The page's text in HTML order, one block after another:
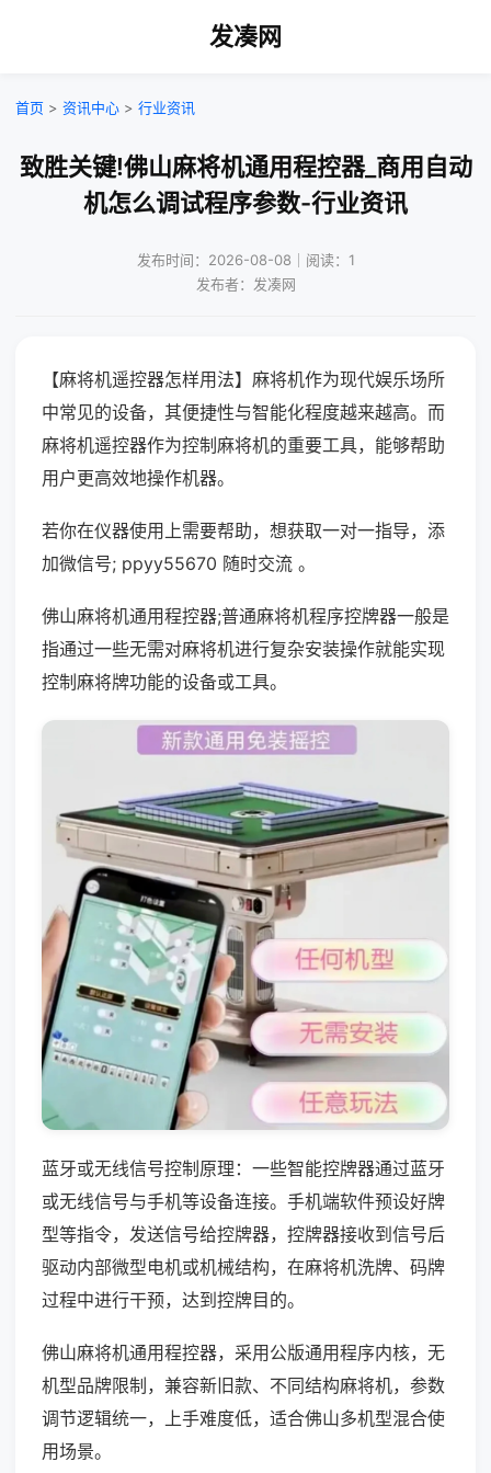
发凑网
首页 > 资讯中心 > 行业资讯
致胜关键!佛山麻将机通用程控器_商用自动
机怎么调试程序参数-行业资讯
发布时间：2026-08-08｜阅读：1
发布者：发凑网
【麻将机遥控器怎样用法】麻将机作为现代娱乐场所
中常见的设备，其便捷性与智能化程度越来越高。而
麻将机遥控器作为控制麻将机的重要工具，能够帮助
用户更高效地操作机器。
若你在仪器使用上需要帮助，想获取一对一指导，添
加微信号; ppyy55670 随时交流 。
佛山麻将机通用程控器;普通麻将机程序控牌器一般是
指通过一些无需对麻将机进行复杂安装操作就能实现
控制麻将牌功能的设备或工具。
蓝牙或无线信号控制原理：一些智能控牌器通过蓝牙
或无线信号与手机等设备连接。手机端软件预设好牌
型等指令，发送信号给控牌器，控牌器接收到信号后
驱动内部微型电机或机械结构，在麻将机洗牌、码牌
过程中进行干预，达到控牌目的。
佛山麻将机通用程控器，采用公版通用程序内核，无
机型品牌限制，兼容新旧款、不同结构麻将机，参数
调节逻辑统一，上手难度低，适合佛山多机型混合使
用场景。